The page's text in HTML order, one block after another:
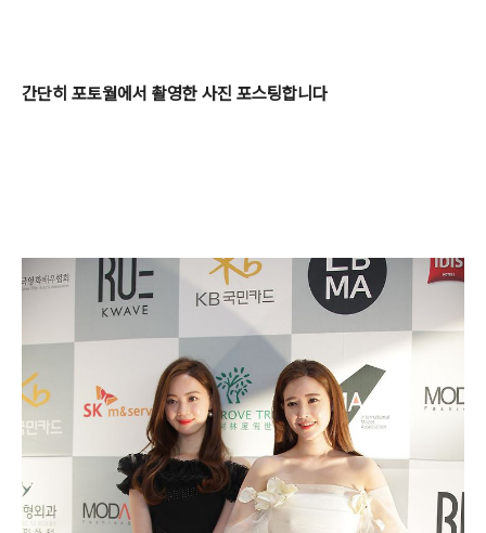
간단히 포토월에서 촬영한 사진 포스팅합니다